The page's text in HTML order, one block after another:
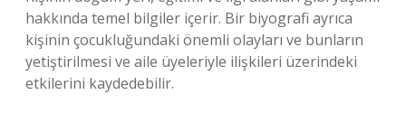
hakkında temel bilgiler içerir. Bir biyografi ayrıca
kişinin çocukluğundaki önemli olayları ve bunların
yetiştirilmesi ve aile üyeleriyle ilişkileri üzerindeki
etkilerini kaydedebilir.